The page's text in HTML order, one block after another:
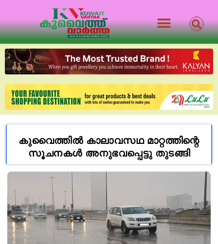
കുവൈത്തിൽ കാ​ലാ​വ​സ​ഥ മാ​റ്റ​ത്തി​ന്റെ
സൂ​ച​ന​ക​ൾ അ​നു​ഭ​വ​പ്പെ​ട്ടു​ തു​ട​ങ്ങി